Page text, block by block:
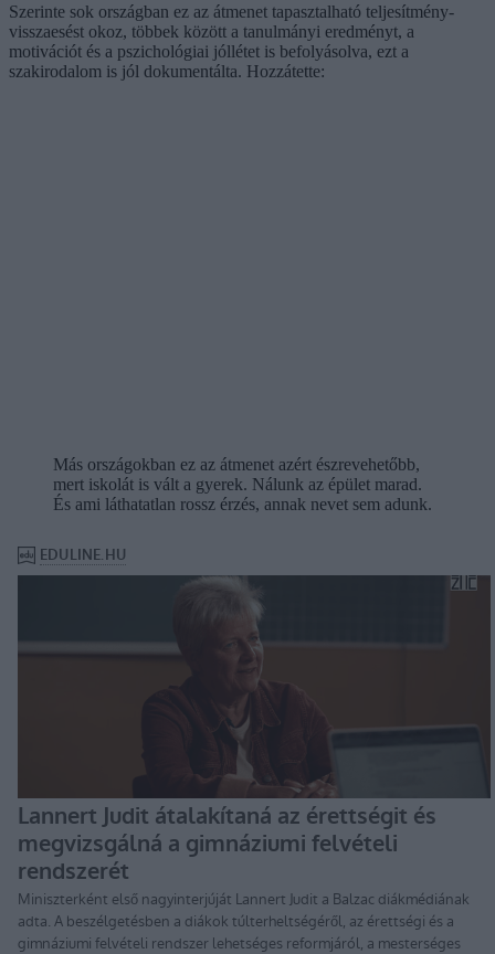
Szerinte sok országban ez az átmenet tapasztalható teljesítmény-
visszaesést okoz, többek között a tanulmányi eredményt, a
motivációt és a pszichológiai jóllétet is befolyásolva, ezt a
szakirodalom is jól dokumentálta. Hozzátette:
Más országokban ez az átmenet azért észrevehetőbb,
mert iskolát is vált a gyerek. Nálunk az épület marad.
És ami láthatatlan rossz érzés, annak nevet sem adunk.